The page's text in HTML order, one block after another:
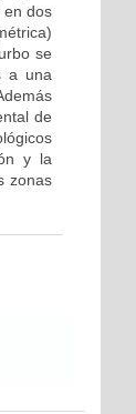
en dos
se
a una
de
y la
zonas